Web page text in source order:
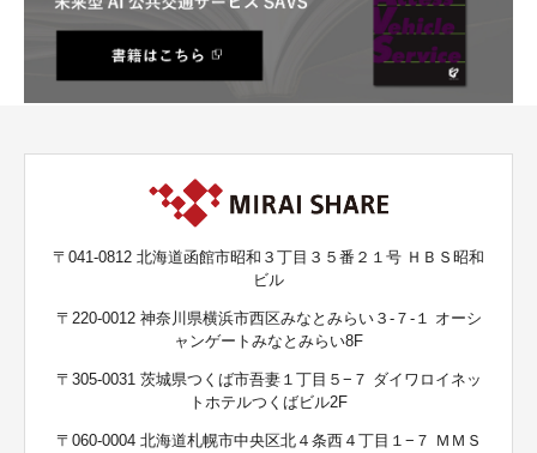
〒041-0812 北海道函館市昭和３丁目３５番２１号 ＨＢＳ昭和
ビル
〒220-0012 神奈川県横浜市西区みなとみらい３-７-１ オーシ
ャンゲートみなとみらい8F
〒305-0031 茨城県つくば市吾妻１丁目５−７ ダイワロイネッ
トホテルつくばビル2F
〒060-0004 北海道札幌市中央区北４条西４丁目１−７ ＭＭＳ